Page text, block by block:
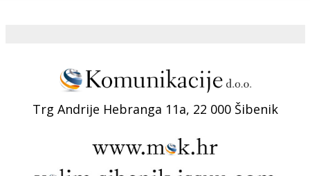
Trg Andrije Hebranga 11a, 22 000 Šibenik